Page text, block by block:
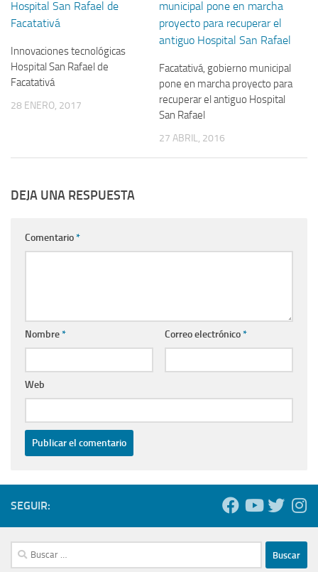
Innovaciones tecnológicas
Hospital San Rafael de
Facatativá
28 ENERO, 2017
Facatativá, gobierno municipal
pone en marcha proyecto para
recuperar el antiguo Hospital
San Rafael
27 ABRIL, 2016
DEJA UNA RESPUESTA
Comentario*
Nombre* Correo electrónico*
Web
SEGUIR:
Buscar: